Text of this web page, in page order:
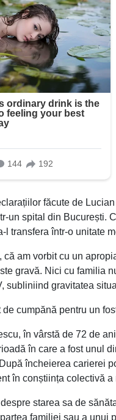
făcute de
un spital din București.
l transfera într-o unitate
că am vorbit cu un
gravă. Nici cu familia
subliniind gravitatea
de cumpănă pentru un
în vârstă de 72 de
în care a fost unul
încheierea carierei
în conștiința colectivă a
despre starea sa de
familiei sau a unui